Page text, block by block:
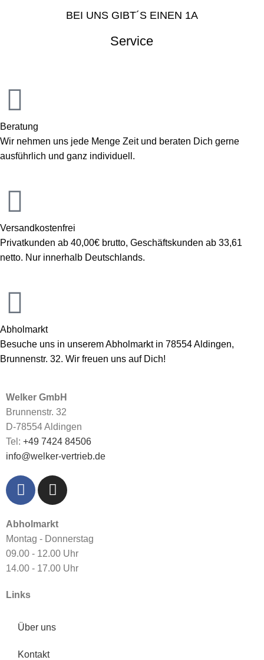
BEI UNS GIBT´S EINEN 1A
Service
Beratung
Wir nehmen uns jede Menge Zeit und beraten Dich gerne
ausführlich und ganz individuell.
Versandkostenfrei
Privatkunden ab 40,00€ brutto, Geschäftskunden ab 33,61
netto. Nur innerhalb Deutschlands.
Abholmarkt
Besuche uns in unserem Abholmarkt in 78554 Aldingen,
Brunnenstr. 32. Wir freuen uns auf Dich!
Welker GmbH
Brunnenstr. 32
D-78554 Aldingen
Tel: +49 7424 84506
info@welker-vertrieb.de
Abholmarkt
Montag - Donnerstag
09.00 - 12.00 Uhr
14.00 - 17.00 Uhr
Links
Über uns
Kontakt